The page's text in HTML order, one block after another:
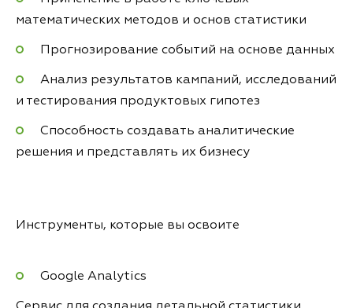
математических методов и основ статистики
Прогнозирование событий на основе данных
Анализ результатов кампаний, исследований
и тестирования продуктовых гипотез
Способность создавать аналитические
решения и представлять их бизнесу
Инструменты, которые вы освоите
Google Analytics